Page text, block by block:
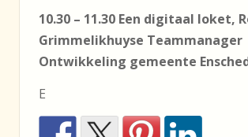
10.30 – 11.30 Een digitaal loket,
Grimmelikhuyse Teammanager
Ontwikkeling gemeente
E